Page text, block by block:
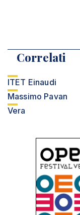
Correlati
ITET Einaudi
Massimo Pavan
Vera